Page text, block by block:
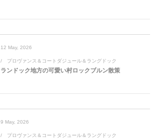
12 May, 2026
プロヴァンス＆コートダジュール＆ラングドック
ランドック地方の可愛い村ロックブルン散策
9 May, 2026
プロヴァンス＆コートダジュール＆ラングドック